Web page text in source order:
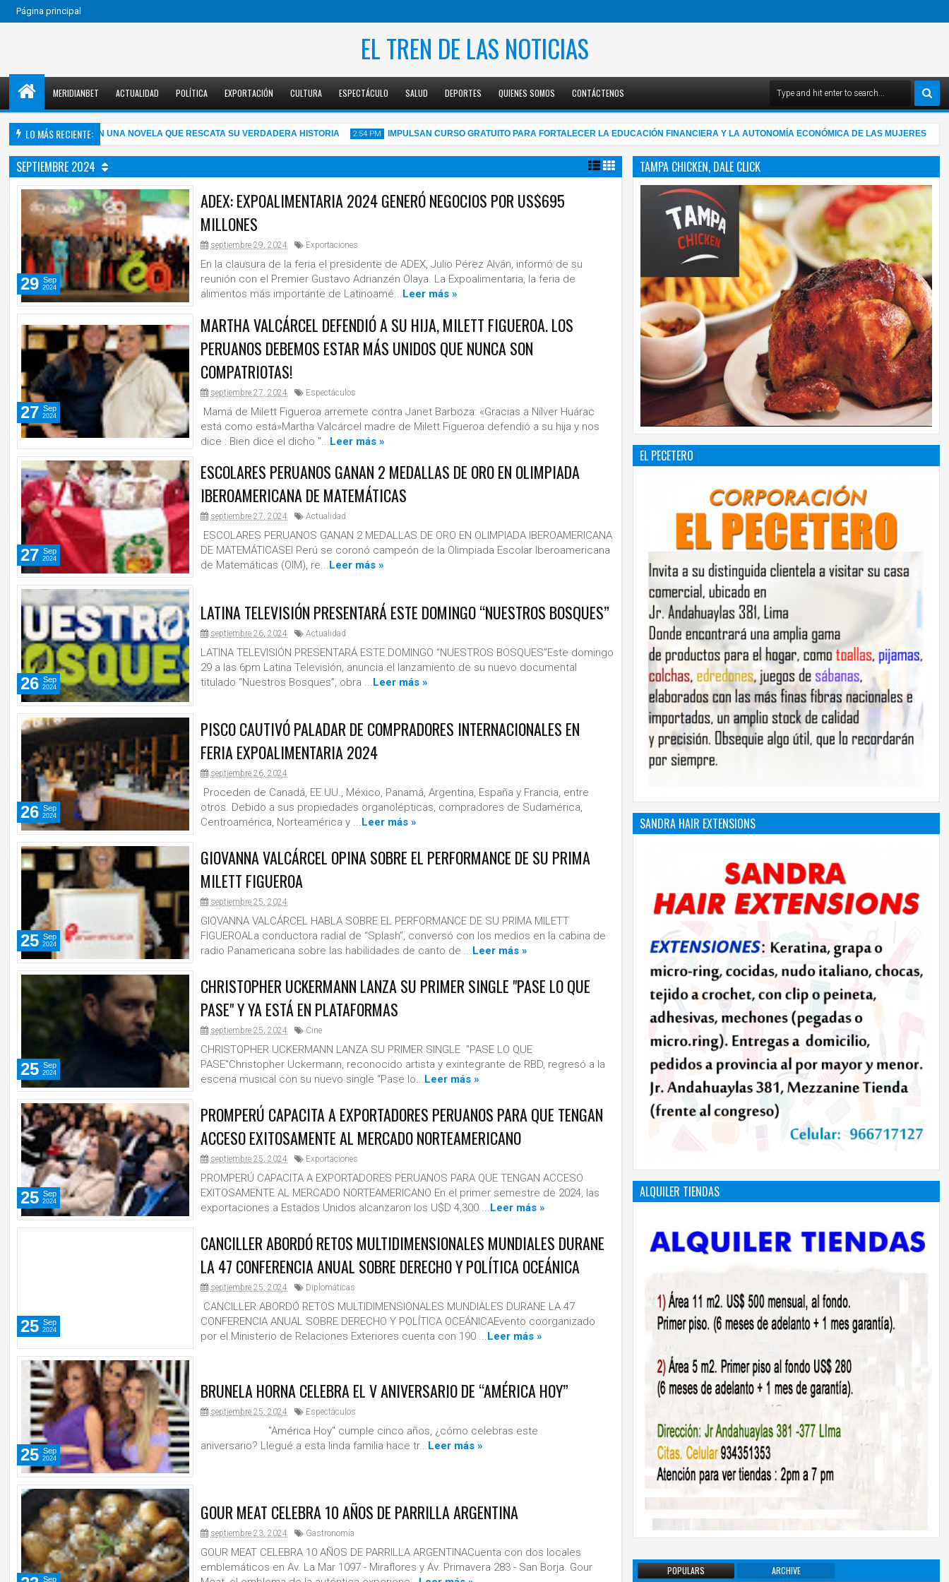
Página principal
EL TREN DE LAS NOTICIAS
MERIDIANBET ACTUALIDAD POLÍTICA EXPORTACIÓN CULTURA ESPECTÁCULO SALUD DEPORTES QUIENES SOMOS CONTÁCTENOS
LO MÁS RECIENTE:
MAHLER EN UNA NOVELA QUE RESCATA SU VERDADERA HISTORIA 2:54 PM IMPULSAN CURSO GRATUITO PARA FORTALECER LA EDUCACIÓN FINANCIERA Y LA AUTONOMÍA ECONÓMICA DE LAS MUJERES 4:03 AM
05
SEPTIEMBRE 2024
ADEX: EXPOALIMENTARIA 2024 GENERÓ NEGOCIOS POR US$695
MILLONES
septiembre 29, 2024 Exportaciones
En la clausura de la feria el presidente de ADEX, Julio Pérez Alván, informó de su
reunión con el Premier Gustavo Adrianzén Olaya. La Expoalimentaria, la feria de
alimentos más importante de Latinoamé...Leer más »
29 Sep
2024
MARTHA VALCÁRCEL DEFENDIÓ A SU HIJA, MILETT FIGUEROA. LOS
PERUANOS DEBEMOS ESTAR MÁS UNIDOS QUE NUNCA SON
COMPATRIOTAS!
septiembre 27, 2024 Espectáculos
Mamá de Milett Figueroa arremete contra Janet Barboza: «Gracias a Nílver Huárac
está como está»Martha Valcárcel madre de Milett Figueroa defendió a su hija y nos
dice : Bien dice el dicho "...Leer más »
27 Sep
2024
ESCOLARES PERUANOS GANAN 2 MEDALLAS DE ORO EN OLIMPIADA
IBEROAMERICANA DE MATEMÁTICAS
septiembre 27, 2024 Actualidad
ESCOLARES PERUANOS GANAN 2 MEDALLAS DE ORO EN OLIMPIADA IBEROAMERICANA
DE MATEMÁTICASEl Perú se coronó campeón de la Olimpiada Escolar Iberoamericana
de Matemáticas (OIM), re...Leer más »
27 Sep
2024
LATINA TELEVISIÓN PRESENTARÁ ESTE DOMINGO “NUESTROS BOSQUES”
septiembre 26, 2024 Actualidad
LATINA TELEVISIÓN PRESENTARÁ ESTE DOMINGO “NUESTROS BOSQUES”Este domingo
29 a las 6pm Latina Televisión, anuncia el lanzamiento de su nuevo documental
titulado “Nuestros Bosques”, obra ...Leer más »
26 Sep
2024
PISCO CAUTIVÓ PALADAR DE COMPRADORES INTERNACIONALES EN
FERIA EXPOALIMENTARIA 2024
septiembre 26, 2024
Proceden de Canadá, EE.UU., México, Panamá, Argentina, España y Francia, entre
otros. Debido a sus propiedades organolépticas, compradores de Sudamérica,
Centroamérica, Norteamérica y ...Leer más »
26 Sep
2024
GIOVANNA VALCÁRCEL OPINA SOBRE EL PERFORMANCE DE SU PRIMA
MILETT FIGUEROA
septiembre 25, 2024
GIOVANNA VALCÁRCEL HABLA SOBRE EL PERFORMANCE DE SU PRIMA MILETT
FIGUEROALa conductora radial de “Splash”, conversó con los medios en la cabina de
radio Panamericana sobre las habilidades de canto de ...Leer más »
25 Sep
2024
CHRISTOPHER UCKERMANN LANZA SU PRIMER SINGLE "PASE LO QUE
PASE" Y YA ESTÁ EN PLATAFORMAS
septiembre 25, 2024 Cine
CHRISTOPHER UCKERMANN LANZA SU PRIMER SINGLE "PASE LO QUE
PASE"Christopher Uckermann, reconocido artista y exintegrante de RBD, regresó a la
escena musical con su nuevo single “Pase lo...Leer más »
25 Sep
2024
PROMPERÚ CAPACITA A EXPORTADORES PERUANOS PARA QUE TENGAN
ACCESO EXITOSAMENTE AL MERCADO NORTEAMERICANO
septiembre 25, 2024 Exportaciones
PROMPERÚ CAPACITA A EXPORTADORES PERUANOS PARA QUE TENGAN ACCESO
EXITOSAMENTE AL MERCADO NORTEAMERICANO En el primer semestre de 2024, las
exportaciones a Estados Unidos alcanzaron los U$D 4,300 ...Leer más »
25 Sep
2024
CANCILLER ABORDÓ RETOS MULTIDIMENSIONALES MUNDIALES DURANE
LA 47 CONFERENCIA ANUAL SOBRE DERECHO Y POLÍTICA OCEÁNICA
septiembre 25, 2024 Diplomáticas
CANCILLER ABORDÓ RETOS MULTIDIMENSIONALES MUNDIALES DURANE LA 47
CONFERENCIA ANUAL SOBRE DERECHO Y POLÍTICA OCEÁNICAEvento coorganizado
por el Ministerio de Relaciones Exteriores cuenta con 190 ...Leer más »
25 Sep
2024
BRUNELA HORNA CELEBRA EL V ANIVERSARIO DE “AMÉRICA HOY”
septiembre 25, 2024 Espectáculos
"América Hoy" cumple cinco años, ¿cómo celebras este
aniversario? Llegué a esta linda familia hace tr...Leer más »
25 Sep
2024
GOUR MEAT CELEBRA 10 AÑOS DE PARRILLA ARGENTINA
septiembre 23, 2024 Gastronomía
GOUR MEAT CELEBRA 10 AÑOS DE PARRILLA ARGENTINACuenta con dos locales
emblemáticos en Av. La Mar 1097 - Miraflores y Av. Primavera 283 - San Borja. Gour
Sep
TAMPA CHICKEN, DALE CLICK
EL PECETERO
SANDRA HAIR EXTENSIONS
ALQUILER TIENDAS
POPULARS ARCHIVE